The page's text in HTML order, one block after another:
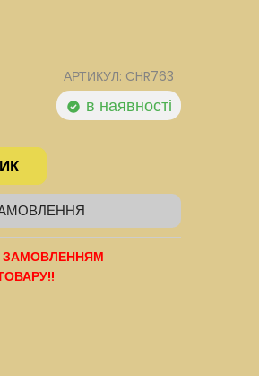
АРТИКУЛ: CHR763
в наявності
ЗАМОВЛЕННЯМ